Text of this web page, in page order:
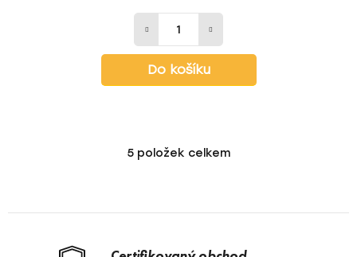
Do košíku
O
á
5položek celkem